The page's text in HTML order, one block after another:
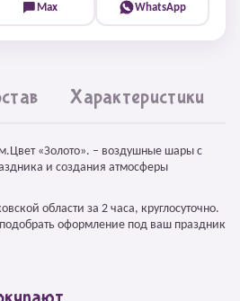
Max WhatsApp
Характеристики
«Золото». – воздушные шары с
и создания атмосферы
области за 2 часа, круглосуточно.
оформление под ваш праздник